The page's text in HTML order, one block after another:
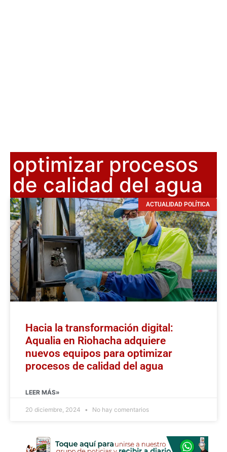
optimizar procesos
de calidad del agua
ACTUALIDAD POLÍTICA
Hacia la transformación digital:
Aqualia en Riohacha adquiere
nuevos equipos para optimizar
procesos de calidad del agua
LEER MÁS»
20 diciembre, 2024 No hay comentarios